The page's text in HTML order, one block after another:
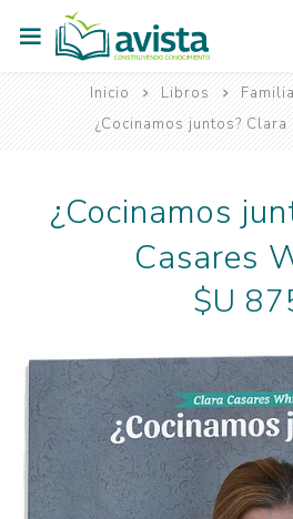
Inicio Libros
¿Cocinamos juntos?
¿Cocinamos
Casares
$U